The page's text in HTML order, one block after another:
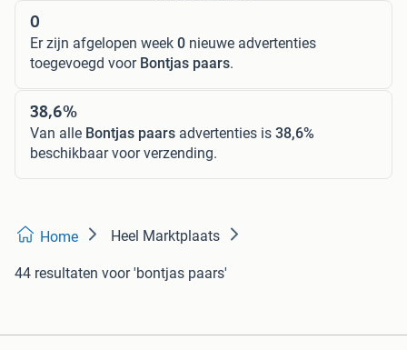
0
Er zijn afgelopen week 0 nieuwe advertenties
toegevoegd voor Bontjas paars.
38,6%
Van alle Bontjas paars advertenties is 38,6%
beschikbaar voor verzending.
Home Heel Marktplaats
44 resultaten voor 'bontjas paars'